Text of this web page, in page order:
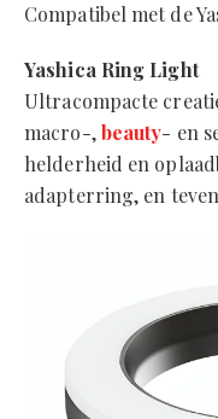
Compatibel met de
Yashica Ring Light
Ultracompacte
macro-,beauty- en
helderheid en
adapterring, en